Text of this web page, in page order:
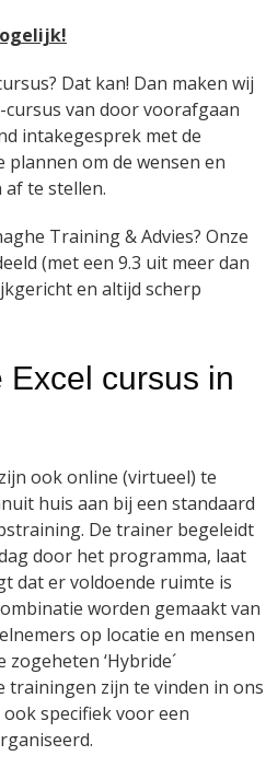
Dat kan! Dan maken wij
van door voorafgaan
intakegesprek met de
om de wensen en
te stellen.
Training & Advies? Onze
(met een 9.3 uit meer dan
en altijd scherp
cursus in
ook online (virtueel) te
huis aan bij een standaard
De trainer begeleidt
door het programma, laat
dat er voldoende ruimte is
worden gemaakt van
op locatie en mensen
‘Hybride´
zijn te vinden in ons
specifiek voor een